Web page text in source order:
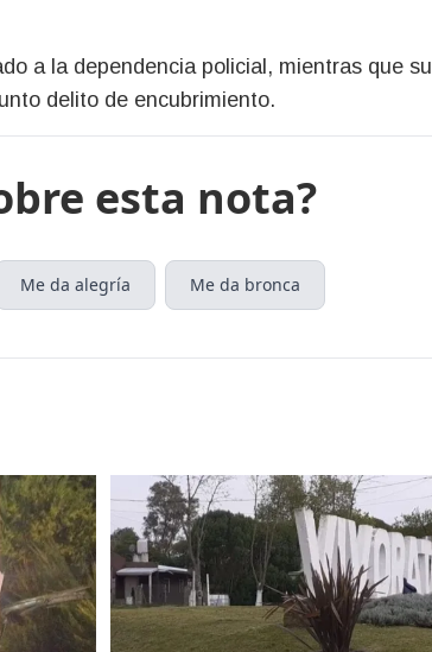
a la dependencia policial, mientras que su
delito de encubrimiento.
esta nota?
Me da alegría Me da bronca